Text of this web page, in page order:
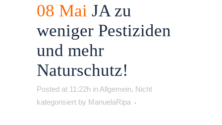
08 Mai JA zu
weniger Pestiziden
und mehr
Naturschutz!
Posted at 11:22h inAllgemein, Nicht
kategorisiert by ManuelaRipa